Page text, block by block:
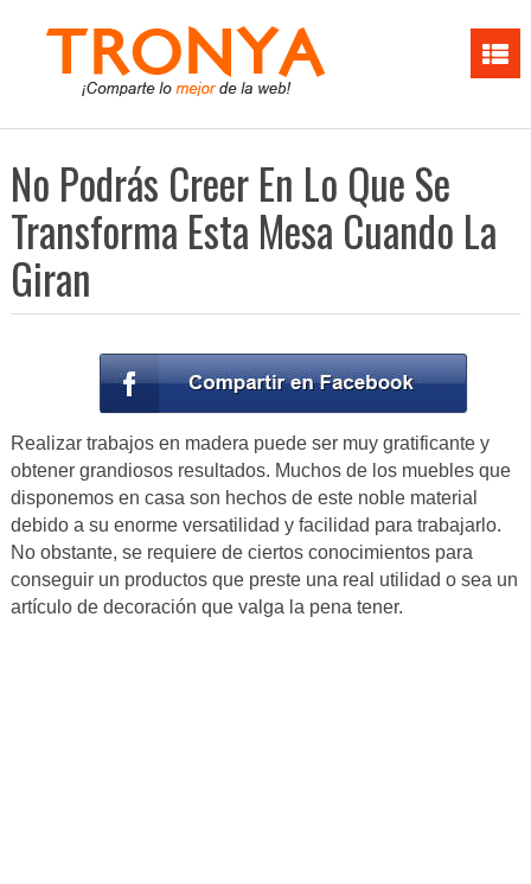
No Podrás Creer En Lo Que Se
Transforma Esta Mesa Cuando La
Giran
Realizar trabajos en madera puede ser muy gratificante y
obtener grandiosos resultados. Muchos de los muebles que
disponemos en casa son hechos de este noble material
debido a su enorme versatilidad y facilidad para trabajarlo.
No obstante, se requiere de ciertos conocimientos para
conseguir un productos que preste una real utilidad o sea un
artículo de decoración que valga la pena tener.